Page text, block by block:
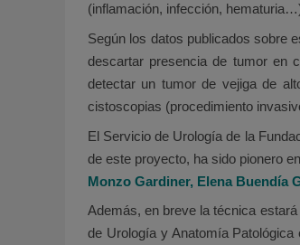
(inflamación, infección,
Según los datos publicados sobre
descartar presencia de tumor en
detectar un tumor de vejiga de
cistoscopias (procedimiento
El Servicio de Urología de la
de este proyecto, ha sido pionero
Monzo Gardiner, Elena Buendía
Además, en breve la técnica
de Urología y Anatomía